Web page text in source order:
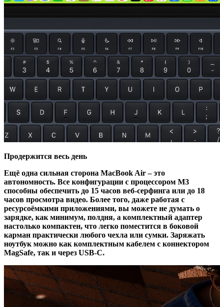
Продержится весь день
Ещё одна сильная сторона MacBook Air – это
автономность. Все конфигурации с процессором M3
способны обеспечить до 15 часов веб-серфинга или до 18
часов просмотра видео. Более того, даже работая с
ресурсоёмкими приложениями, вы можете не думать о
зарядке, как минимум, полдня, а комплектный адаптер
настолько компактен, что легко поместится в боковой
карман практически любого чехла или сумки. Заряжать
ноутбук можно как комплектным кабелем с коннектором
MagSafe, так и через USB-C.